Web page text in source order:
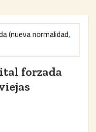
forzada